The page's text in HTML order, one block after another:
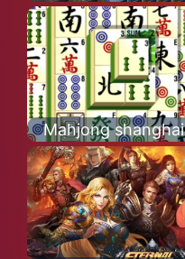
Mahjong shanghai